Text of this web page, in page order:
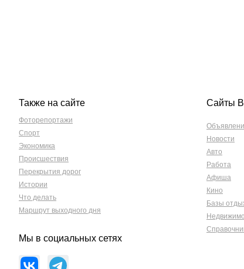
Также на сайте
Фоторепортажи
Спорт
Экономика
Происшествия
Перекрытия дорог
Истории
Что делать
Маршрут выходного дня
Мы в социальных сетях
Сайты
Новости
Авто
Работа
Афиша
Кино
Базы